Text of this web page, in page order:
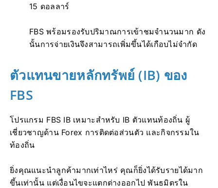
15 ดอลลาร์
FBS พร้อมรองรับปริมาณการเข้าชมจำนวนมาก ดัง
นั้นการจ่ายเงินจึงสามารถเพิ่มขึ้นได้เกือบไม่จำกัด
ตัวแทนขายหลักทรัพย์ (IB) ของ
FBS
โปรแกรม FBS IB เหมาะสำหรับ IB ตัวแทนท้องถิ่น ผู้
เชี่ยวชาญด้าน Forex การติดต่อส่วนตัว และกิจกรรมใน
ท้องถิ่น
ยิ่งคุณแนะนำลูกค้ามากเท่าไหร่ คุณก็ยิ่งได้รับรายได้มาก
ขึ้นเท่านั้น แต่เงื่อนไขจะแตกต่างออกไป พันธมิตรใน